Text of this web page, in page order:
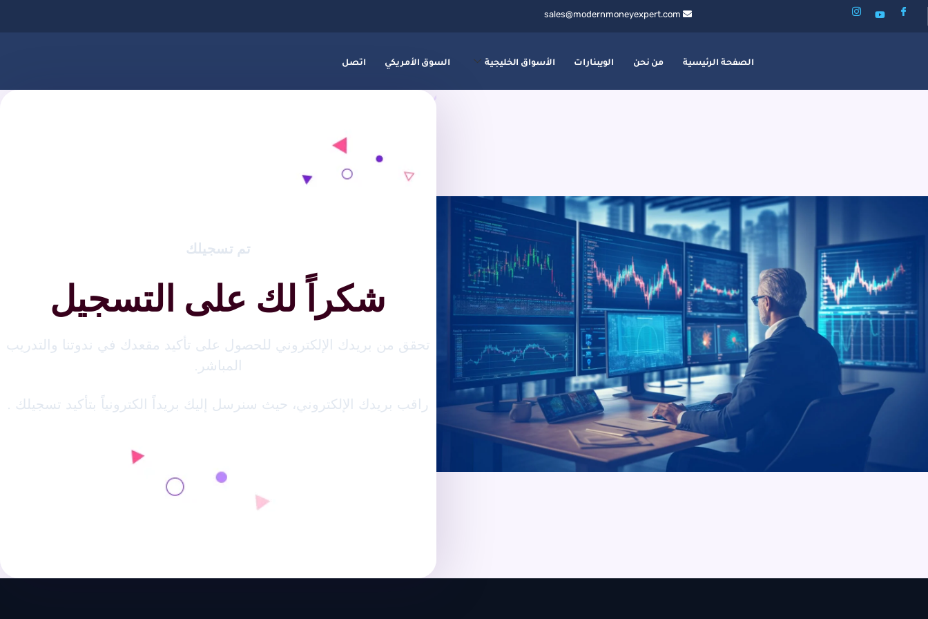
sales@modernmoneyexpert.com
الصفحة الرئيسية من نحن الويبنارات الأسواق الخليجية السوق الأمريكي اتصل
تم تسجيلك
شكراً لك على التسجيل
تحقق من بريدك الإلكتروني للحصول على تأكيد مقعدك في ندوتنا والتدريب
المباشر.
راقب بريدك الإلكتروني، حيث سنرسل إليك بريداً الكترونياً بتأكيد تسجيلك .